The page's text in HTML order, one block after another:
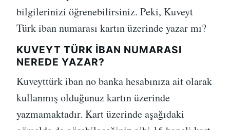
bilgilerinizi öğrenebilirsiniz. Peki, Kuveyt
Türk iban numarası kartın üzerinde yazar mı?
KUVEYT TÜRK IBAN NUMARASI
NEREDE YAZAR?
Kuveyttürk iban no banka hesabınıza ait olarak
kullanmış olduğunuz kartın üzerinde
yazmamaktadır. Kart üzerinde aşağıdaki